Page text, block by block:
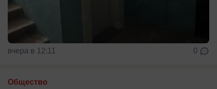
вчера в 12:11 0
Общество